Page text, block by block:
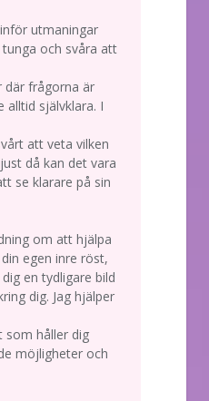
utmaningar
och svåra att
där frågorna är
alltid självklara. I
att veta vilken
då kan det vara
se klarare på sin
om att hjälpa
egen inre röst,
en tydligare bild
dig. Jag hjälper
som håller dig
möjligheter och